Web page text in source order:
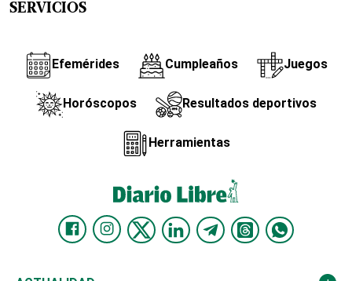
SERVICIOS
Efemérides Cumpleaños Juegos
Horóscopos Resultados deportivos
Herramientas